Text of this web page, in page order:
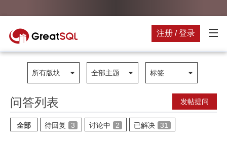
注册 / 登录
所有版块 全部主题 标签
问答列表 发帖提问
全部 待回复 3 讨论中 2 已解决 31